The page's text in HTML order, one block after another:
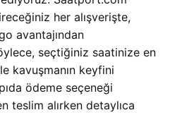
her alışverişte,
avantajından
seçtiğiniz saatinize en
kavuşmanın keyfini
ödeme seçeneği
teslim alırken detaylıca